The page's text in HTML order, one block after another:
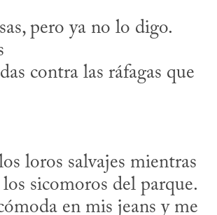
pero ya no lo digo.
contra las ráfagas que
loros salvajes mientras
sicomoros del parque.
en mis jeans y me